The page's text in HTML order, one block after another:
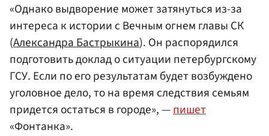
«Однако выдворение может затянуться из-за
интереса к истории с Вечным огнем главы СК
(Александра Бастрыкина). Он распорядился
подготовить доклад о ситуации петербургскому
ГСУ. Если по его результатам будет возбуждено
уголовное дело, то на время следствия семьям
придется остаться в городе», —пишет
«Фонтанка».